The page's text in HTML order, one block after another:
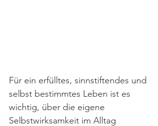
Für ein erfülltes, sinnstiftendes und
selbst bestimmtes Leben ist es
wichtig, über die eigene
Selbstwirksamkeit im Alltag